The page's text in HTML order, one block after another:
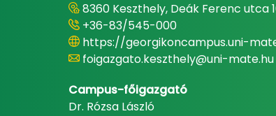
8360 Keszthely, Deák Ferenc utca
+36-83/545-000
https://georgikoncampus.uni-
foigazgato.keszthely@uni-mate.hu
Campus-főigazgató
Dr. Rózsa László